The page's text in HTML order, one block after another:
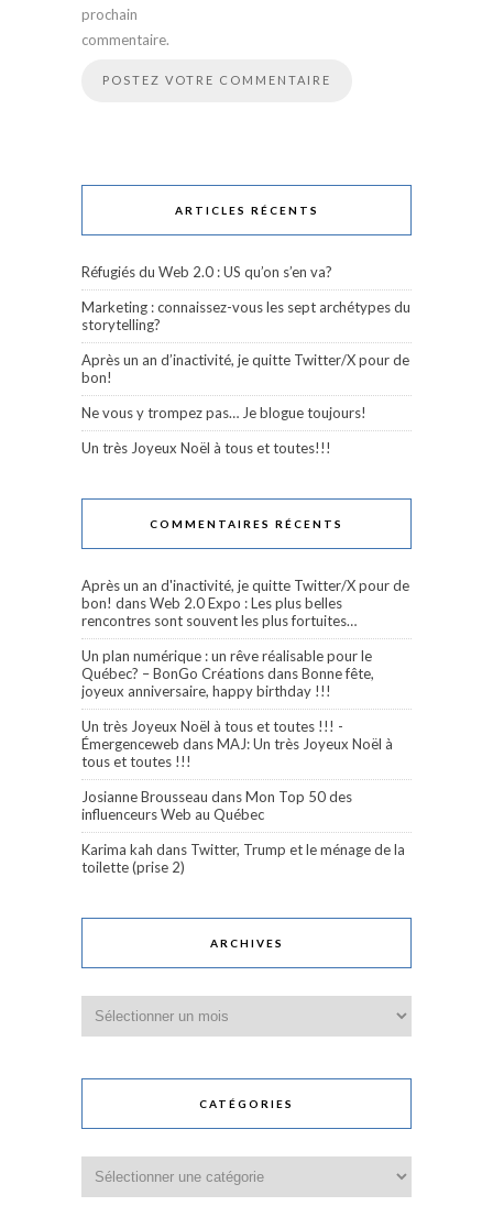
prochain
commentaire.
ARTICLES RÉCENTS
Réfugiés du Web 2.0 : US qu’on s’en va?
Marketing : connaissez-vous les sept archétypes du
storytelling?
Après un an d’inactivité, je quitte Twitter/X pour de
bon!
Ne vous y trompez pas… Je blogue toujours!
Un très Joyeux Noël à tous et toutes!!!
COMMENTAIRES RÉCENTS
Après un an d'inactivité, je quitte Twitter/X pour de
bon! dansWeb 2.0 Expo : Les plus belles
rencontres sont souvent les plus fortuites…
Un plan numérique : un rêve réalisable pour le
Québec? – BonGo CréationsdansBonne fête,
joyeux anniversaire, happy birthday !!!
Un très Joyeux Noël à tous et toutes !!! -
Émergenceweb dansMAJ: Un très Joyeux Noël à
tous et toutes !!!
Josianne Brousseau dansMon Top 50 des
influenceurs Web au Québec
Karima kah dans Twitter, Trump et le ménage de la
toilette (prise 2)
ARCHIVES
CATÉGORIES